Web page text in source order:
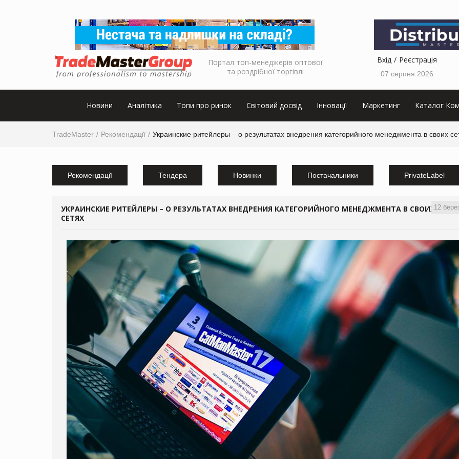
Портал топ-менеджерів оптової
та роздрібної торгівлі
Вхід Реєстрація
07 серпня 2026
Новини Аналітика Топи про ринок Світовий досвід Інновації Маркетинг Каталог
TradeMaster Рекомендації Украинские ритейлеры – о результатах внедрения категорийного менеджмента в своих
Рекомендації Тендера Новинки Постачальники PrivateLabel
12
УКРАИНСКИЕ РИТЕЙЛЕРЫ – О РЕЗУЛЬТАТАХ ВНЕДРЕНИЯ КАТЕГОРИЙНОГО МЕНЕДЖМЕНТА В СВОИХ
СЕТЯХ